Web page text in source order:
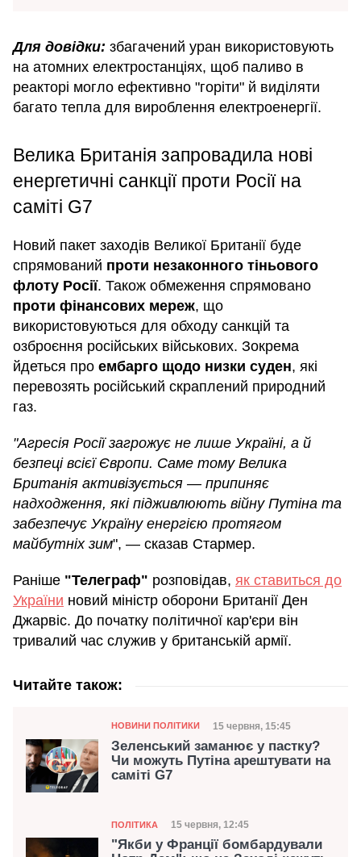
Для довідки: збагачений уран використовують
на атомних електростанціях, щоб паливо в
реакторі могло ефективно "горіти" й виділяти
багато тепла для вироблення електроенергії.
Велика Британія запровадила нові
енергетичні санкції проти Росії на
саміті G7
Новий пакет заходів Великої Британії буде
спрямований проти незаконного тіньового
флоту Росії. Також обмеження спрямовано
проти фінансових мереж, що
використовуються для обходу санкцій та
озброєння російських військових. Зокрема
йдеться про ембарго щодо низки суден, які
перевозять російський скраплений природний
газ.
"Агресія Росії загрожує не лише Україні, а й
безпеці всієї Європи. Саме тому Велика
Британія активізується — припиняє
надходження, які підживлюють війну Путіна та
забезпечує Україну енергією протягом
майбутніх зим", — сказав Стармер.
Раніше "Телеграф" розповідав, як ставиться до
України новий міністр оборони Британії Ден
Джарвіс. До початку політичної кар'єри він
тривалий час служив у британській армії.
Читайте також:
Категорія
НОВИНИ ПОЛІТИКИ Дата публікації
15 червня, 15:45
Зеленський заманює у пастку?
Чи можуть Путіна арештувати на
саміті G7
Категорія
ПОЛІТИКА Дата публікації
15 червня, 12:45
"Якби у Франції бомбардували